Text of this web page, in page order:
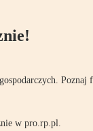
Poznaj
w pro.rp.pl.